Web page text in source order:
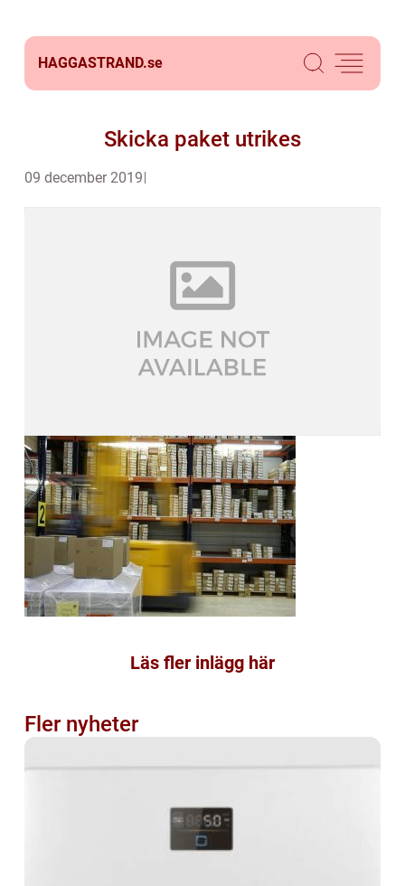
HAGGASTRAND.se
Skicka paket utrikes
09 december 2019
Läs fler inlägg här
Fler nyheter